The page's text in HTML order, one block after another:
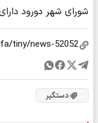
شورای شهر دورود دارای ۷ عضو اصلی و ۲ عضو علی‌البدل
دستگیر